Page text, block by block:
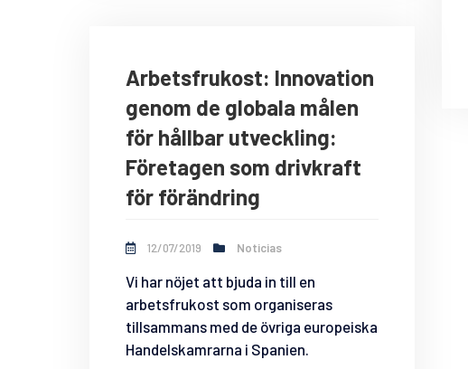
Arbetsfrukost: Innovation
genom de globala målen
för hållbar utveckling:
Företagen som drivkraft
för förändring
12/07/2019 Noticias
Vi har nöjet att bjuda in till en
arbetsfrukost som organiseras
tillsammans med de övriga europeiska
Handelskamrarna i Spanien.